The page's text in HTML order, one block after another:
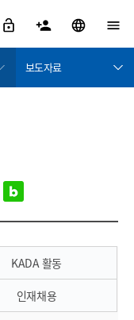
보도자료
KADA 활동
인재채용